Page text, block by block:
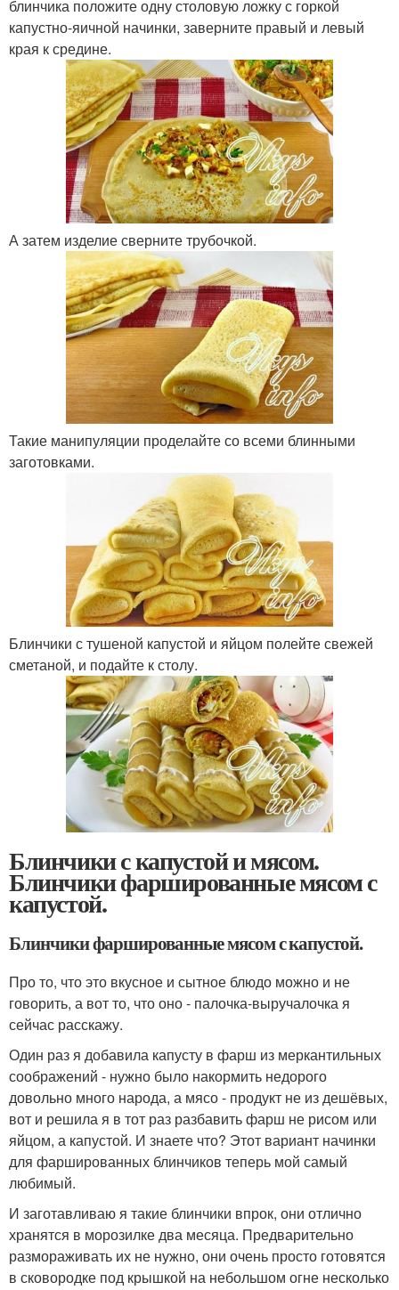
блинчика положите одну столовую ложку с горкой
капустно-яичной начинки, заверните правый и левый
края к средине.
А затем изделие сверните трубочкой.
Такие манипуляции проделайте со всеми блинными
заготовками.
Блинчики с тушеной капустой и яйцом полейте свежей
сметаной, и подайте к столу.
Блинчики с капустой и мясом.
Блинчики фаршированные мясом с
капустой.
Блинчики фаршированные мясом с капустой.
Про то, что это вкусное и сытное блюдо можно и не
говорить, а вот то, что оно - палочка-выручалочка я
сейчас расскажу.
Один раз я добавила капусту в фарш из меркантильных
соображений - нужно было накормить недорого
довольно много народа, а мясо - продукт не из дешёвых,
вот и решила я в тот раз разбавить фарш не рисом или
яйцом, а капустой. И знаете что? Этот вариант начинки
для фаршированных блинчиков теперь мой самый
любимый.
И заготавливаю я такие блинчики впрок, они отлично
хранятся в морозилке два месяца. Предварительно
размораживать их не нужно, они очень просто готовятся
в сковородке под крышкой на небольшом огне несколько